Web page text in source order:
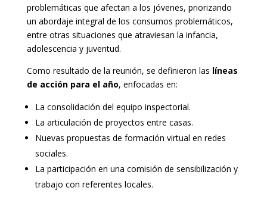
problemáticas que afectan a los jóvenes, priorizando
un abordaje integral de los consumos problemáticos,
entre otras situaciones que atraviesan la infancia,
adolescencia y juventud.
Como resultado de la reunión, se definieron las líneas
de acción para el año, enfocadas en:
La consolidación del equipo inspectorial.
La articulación de proyectos entre casas.
Nuevas propuestas de formación virtual en redes
sociales.
La participación en una comisión de sensibilización y
trabajo con referentes locales.